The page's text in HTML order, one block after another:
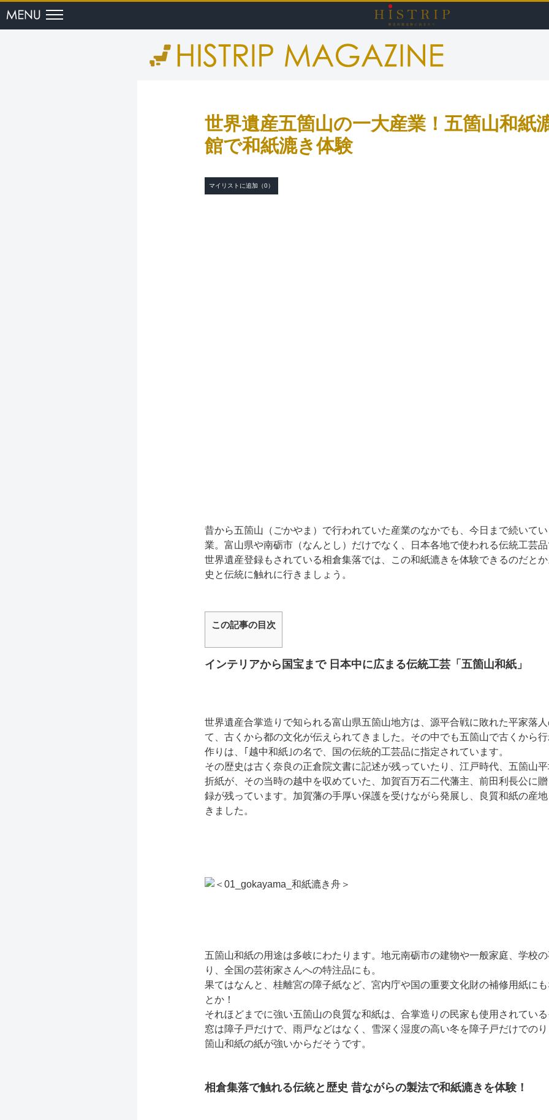
HISTRIP（
世界遺産五箇山の一大産業！五箇山和紙
館で和紙漉き体験
昔から五箇山（ごかやま）で行われていた産業のなかでも、今日まで続いて
業。富山県や南砺市（なんとし）だけでなく、日本各地で使われる伝統工芸
世界遺産登録もされている相倉集落では、この和紙漉きを体験できるのだと
史と伝統に触れに行きましょう。
この記事の目次
インテリアから国宝まで 日本中に広まる伝統工芸「五箇山和紙」
世界遺産合掌造りで知られる富山県五箇山地方は、源平合戦に敗れた平家落
て、古くから都の文化が伝えられてきました。その中でも五箇山で古くから
作りは、｢越中和紙｣の名で、国の伝統的工芸品に指定されています。
その歴史は古く奈良の正倉院文書に記述が残っていたり、江戸時代、五箇山
折紙が、その当時の越中を収めていた、加賀百万石二代藩主、前田利長公に
録が残っています。加賀藩の手厚い保護を受けながら発展し、良質和紙の産
きました。
五箇山和紙の用途は多岐にわたります。地元南砺市の建物や一般家庭、学校
り、全国の芸術家さんへの特注品にも。
果てはなんと、桂離宮の障子紙など、宮内庁や国の重要文化財の補修用紙に
とか！
それほどまでに強い五箇山の良質な和紙は、合掌造りの民家も使用されてい
窓は障子戸だけで、雨戸などはなく、雪深く湿度の高い冬を障子戸だけでの
箇山和紙の紙が強いからだそうです。
相倉集落で触れる伝統と歴史 昔ながらの製法で和紙漉きを体験！